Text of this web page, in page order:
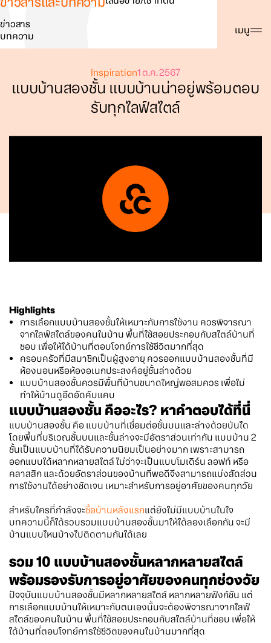
ค้นหา เมนู
ข่าวสาร
บทความ
Inspiration1 ต.ค. 2567
แบบบ้านสองชั้น แบบบ้านน่าอยู่พร้อมตอบ
รับทุกไลฟ์สไตล์
Highlights
การเลือกแบบบ้านสองชั้นให้เหมาะกับการใช้งาน ควรพิจารณา
จากไลฟ์สไตล์ของคนในบ้าน พื้นที่ใช้สอยประกอบกับสไตล์บ้านที่
ชอบ เพื่อให้ได้บ้านที่ตอบโจทย์การใช้ชีวิตมากที่สุด
ครอบครัวที่มีสมาชิกเป็นผู้สูงอายุ ควรออกแบบบ้านสองชั้นที่มี
ห้องนอนหรือห้องอเนกประสงค์อยู่ชั้นล่างด้วย
แบบบ้านสองชั้นควรมีพื้นที่บ้านขนาดใหญ่พอสมควร เพื่อไม่
ทำให้บ้านดูอึดอัดคับแคบ
แบบบ้านสองชั้น คืออะไร? หาคำตอบได้ที่นี่
แบบบ้านสองชั้น คือ แบบบ้านที่เชื่อมต่อชั้นบนและล่างด้วยบันได
โดยพื้นที่บริเวณชั้นบนและชั้นล่างจะมีอัตราส่วนเท่ากัน แบบบ้าน 2
ชั้นเป็นแบบบ้านที่ได้รับความนิยมเป็นอย่างมาก เพราะสามารถ
ออกแบบได้หลากหลายสไตล์ ไม่ว่าจะเป็นแบบโมเดิร์น ลอฟท์ หรือ
คลาสสิก และด้วยอัตราส่วนของบ้านที่พอดีจึงสามารถแบ่งสัดส่วน
การใช้งานได้อย่างชัดเจน เหมาะสำหรับการอยู่อาศัยของคนทุกวัย
สำหรับใครที่กำลังจะซื้อบ้านหลังแรกแต่ยังไม่มีแบบบ้านในใจ
บทความนี้ก็ได้รวบรวมแบบบ้านสองชั้นมาให้ได้ลองเลือกกัน จะมี
บ้านแบบไหนบ้างไปติดตามกันได้เลย
รวม 10 แบบบ้านสองชั้นหลากหลายสไตล์
พร้อมรองรับการอยู่อาศัยของคนทุกช่วงวัย
ปัจจุบันแบบบ้านสองชั้นมีหลากหลายสไตล์ หลากหลายฟังก์ชัน แต่
การเลือกแบบบ้านให้เหมาะกับตนเองนั้นจะต้องพิจารณาจากไลฟ์
สไตล์ของคนในบ้าน พื้นที่ใช้สอยประกอบกับสไตล์บ้านที่ชอบ เพื่อให้
ได้บ้านที่ตอบโจทย์การใช้ชีวิตของคนในบ้านมากที่สุด